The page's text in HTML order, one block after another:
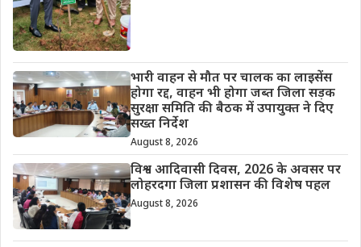
भारी वाहन से मौत पर चालक का लाइसेंस
होगा रद्द, वाहन भी होगा जब्त जिला सड़क
सुरक्षा समिति की बैठक में उपायुक्त ने दिए
सख्त निर्देश
August 8, 2026
विश्व आदिवासी दिवस, 2026 के अवसर पर
लोहरदगा जिला प्रशासन की विशेष पहल
August 8, 2026